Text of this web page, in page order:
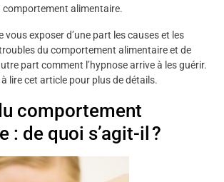
comportement alimentaire.
vous exposer d’une part les causes et les
du comportement alimentaire et de
part comment l’hypnose arrive à les guérir.
lire cet article pour plus de détails.
comportement
: de quoi s’agit-il ?